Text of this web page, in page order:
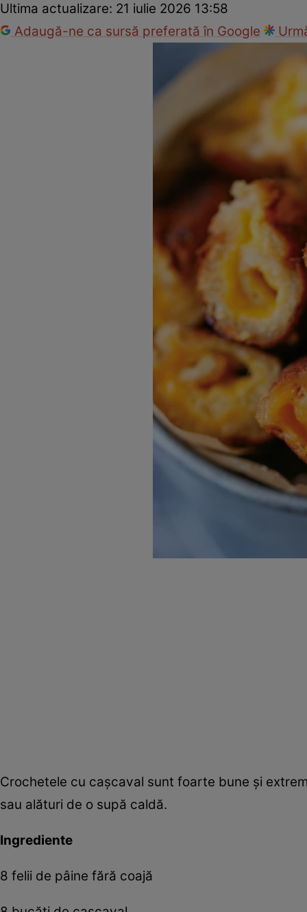
Ultima actualizare: 21 iulie 2026 13:58
Adaugă-ne ca sursă preferată în Google
Crochetele cu caşcaval sunt foarte bune şi
sau alături de o supă caldă.
Ingrediente
8 felii de pâine fără coajă